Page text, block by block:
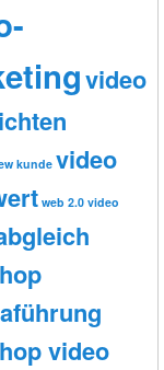
video
kunde video
web 2.0 video
video